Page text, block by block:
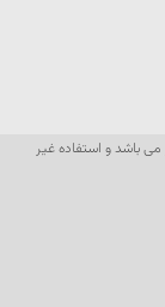
می باشد و استفاده غیر